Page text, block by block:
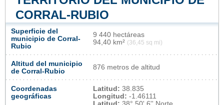
CORRAL-RUBIO
Superficie del
municipio de Corral-
Rubio
9 440 hectáreas
94,40 km² (36,45 sq mi)
Altitud del municipio
de Corral-Rubio
876 metros de altitud
Coordenadas
geográficas
Latitud: 38.835
Longitud: -1.46111